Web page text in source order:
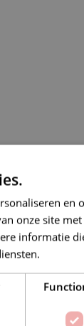
en
onze site
informatie